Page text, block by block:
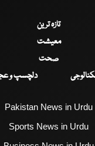
تازہ ترین
معیشت
صحت
دلچسپ و
Pakistan News in Urdu
Sports News in Urdu